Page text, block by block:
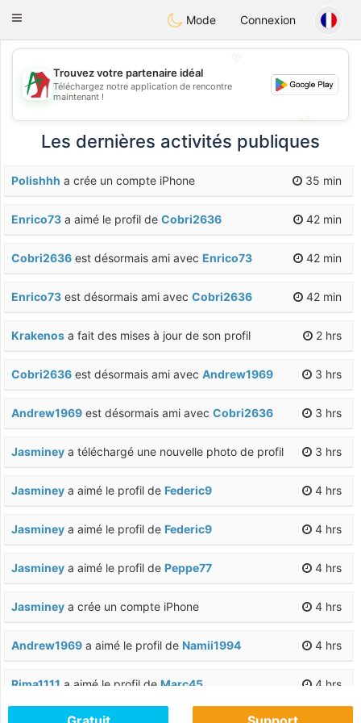
AmamiOra
Toggle
Mode Connexion
💖
💕
Trouvez votre partenaire idéal
Téléchargez notre application de rencontre
maintenant !
Les dernières activités publiques
35 min
Polishhh a crée un compte iPhone
42 min
Enrico73 a aimé le profil de Cobri2636
42 min
Cobri2636 est désormais ami avec Enrico73
42 min
Enrico73 est désormais ami avec Cobri2636
2 hrs
Krakenos a fait des mises à jour de son profil
3 hrs
Cobri2636 est désormais ami avec Andrew1969
3 hrs
Andrew1969 est désormais ami avec Cobri2636
3 hrs
Jasminey a téléchargé une nouvelle photo de profil
4 hrs
Jasminey a aimé le profil de Federic9
4 hrs
Jasminey a aimé le profil de Federic9
4 hrs
Jasminey a aimé le profil de Peppe77
4 hrs
Jasminey a crée un compte iPhone
4 hrs
Andrew1969 a aimé le profil de Namii1994
4 hrs
Rima1111 a aimé le profil de Marc45